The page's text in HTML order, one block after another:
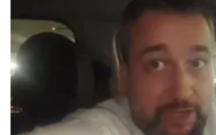
SaS
Maďarská
aliancia
im